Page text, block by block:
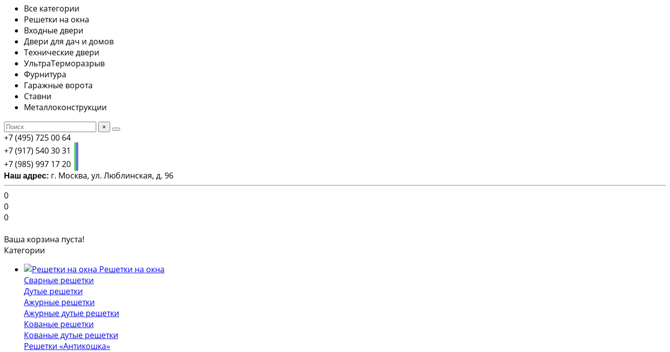
Все категории
Решетки на окна
Входные двери
Двери для дач и домов
Технические двери
УльтраТерморазрыв
Фурнитура
Гаражные ворота
Ставни
Металлоконструкции
×
+7 (495) 725 00 64
+7 (917) 540 30 31
+7 (985) 997 17 20
Наш адрес: г. Москва, ул. Люблинская, д. 96
0
0
0
Ваша корзина пуста!
Категории
Решетки на окна
Сварные решетки
Дутые решетки
Ажурные решетки
Ажурные дутые решетки
Кованые решетки
Кованые дутые решетки
Решетки «Антикошка»